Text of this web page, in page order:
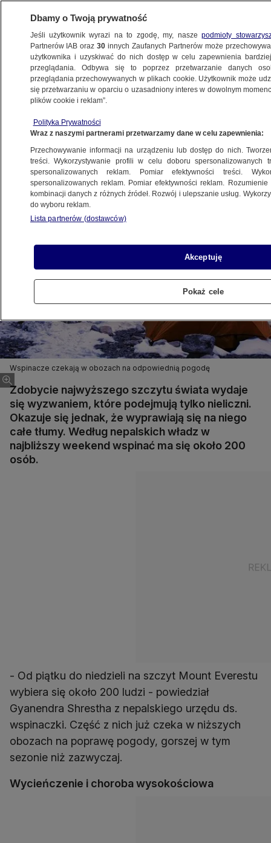
METEO
NAJNOWSZE
na weekend
23.05.2012, 09:47
Udostępnij
Wspinacze czekają w obozach na odpowiednią pogodę
Zdobycie najwyższego szczytu świata wydaje
się wyzwaniem, które podejmują tylko nieliczni.
Okazuje się jednak, że wyprawiają się na niego
całe tłumy. Według nepalskich władz w
najbliższy weekend wspinać ma się około 200
osób.
- Od piątku do niedzieli na szczyt Mount Everestu
wybiera się około 200 ludzi - powiedział
Gyanendra Shrestha z nepalskiego urzędu ds.
wspinaczki. Część z nich już czeka w niższych
obozach na poprawę pogody, gorszej w tym
sezonie niż zazwyczaj.
Wycieńczenie i choroba wysokościowa
Dbamy o Twoją prywatność
Jeśli użytkownik wyrazi na to zgodę, my, naszepodmioty
Partnerów IAB oraz30 innych Zaufanych Partnerów może
użytkownika i uzyskiwać do nich dostęp w celu zapewnienia
przeglądania. Odbywa się to poprzez przetwarzanie danych
przeglądania przechowywanych w plikach cookie. Użytkownik może
się przetwarzaniu w oparciu o uzasadniony interes w dowolnym
plików cookie i reklam”.
Polityka Prywatności
Wraz z naszymi partnerami przetwarzamy dane w celu zapewnienia:
Przechowywanie informacji na urządzeniu lub dostęp do nich.
treści. Wykorzystywanie profili w celu doboru spersonalizowanych
spersonalizowanych reklam. Pomiar efektywności treści.
spersonalizowanych reklam. Pomiar efektywności reklam.
kombinacji danych z różnych źródeł. Rozwój i ulepszanie usług.
do wyboru reklam.
Lista partnerów (dostawców)
Akceptuję
Pokaż cele